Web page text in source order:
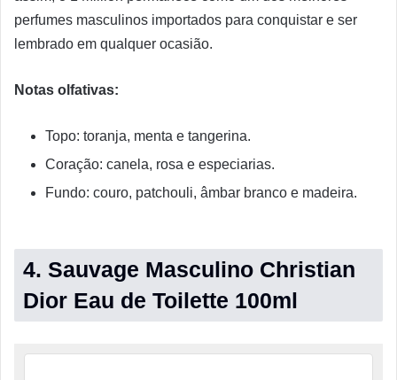
perfumes masculinos importados para conquistar e ser
lembrado em qualquer ocasião.
Notas olfativas:
Topo: toranja, menta e tangerina.
Coração: canela, rosa e especiarias.
Fundo: couro, patchouli, âmbar branco e madeira.
4. Sauvage Masculino Christian
Dior Eau de Toilette 100ml